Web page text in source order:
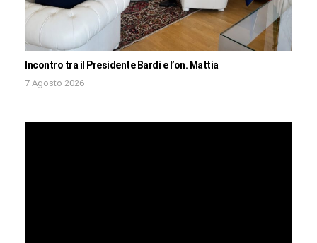
Incontro tra il Presidente Bardi e l’on. Mattia
7 Agosto 2026